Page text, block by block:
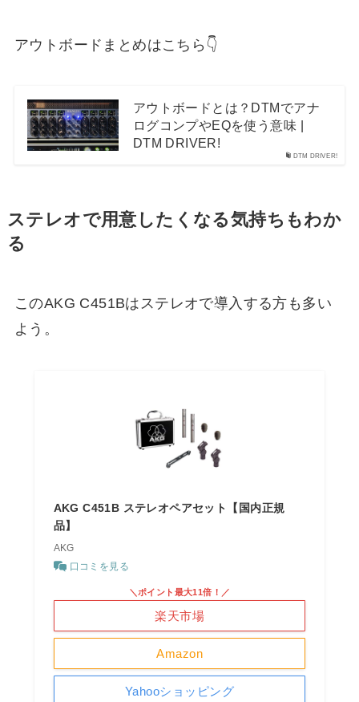
アウトボードまとめはこちら👇
DTM DRIVER!
アウトボードとは？DTMでアナ
ログコンプやEQを使う意味 |
DTM DRIVER!
ステレオで用意したくなる気持ちもわか
る
このAKG C451Bはステレオで導入する方も多い
よう。
AKG C451B ステレオペアセット【国内正規
品】
AKG
口コミを見る
Amazon
＼ポイント最大11倍！／
楽天市場
Yahooショッピング